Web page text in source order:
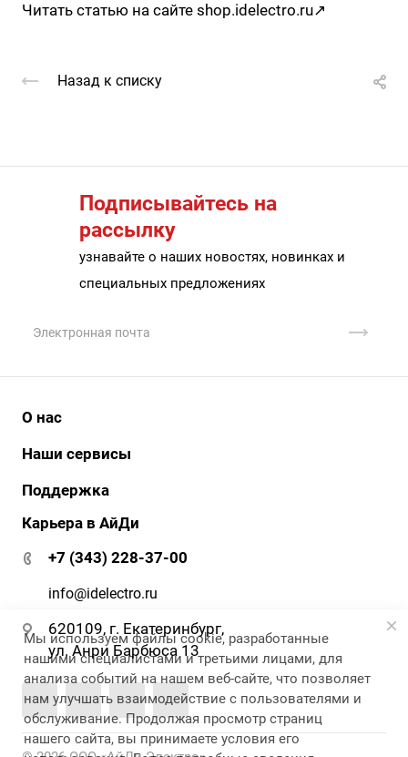
Читать статью на сайте shop.idelectro.ru↗
Назад к списку
Подписывайтесь на
рассылку
узнавайте о наших новостях, новинках и
специальных предложениях
О нас
История
Сертификаты
АйДи-тур
Реквизиты
Наши сервисы
АйДи бизнес
АйДи-тур
ЭДО
Поддержка
Документация и ПО
Гарантия и сервис
Карьера в АйДи
+7 (343) 228-37-00
info@idelectro.ru
620109, г. Екатеринбург,
ул. Анри Барбюса 13
Мы используем файлы cookie, разработанные
нашими специалистами и третьими лицами, для
анализа событий на нашем веб-сайте, что позволяет
нам улучшать взаимодействие с пользователями и
обслуживание. Продолжая просмотр страниц
нашего сайта, вы принимаете условия его